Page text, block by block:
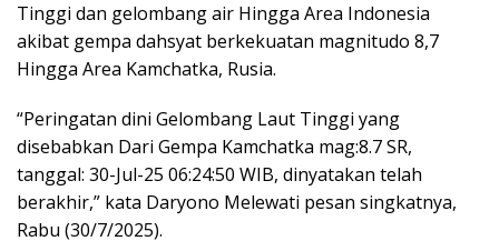
Tinggi dan gelombang air Hingga Area Indonesia
akibat gempa dahsyat berkekuatan magnitudo 8,7
Hingga Area Kamchatka, Rusia.
“Peringatan dini Gelombang Laut Tinggi yang
disebabkan Dari Gempa Kamchatka mag:8.7 SR,
tanggal: 30-Jul-25 06:24:50 WIB, dinyatakan telah
berakhir,” kata Daryono Melewati pesan singkatnya,
Rabu (30/7/2025).